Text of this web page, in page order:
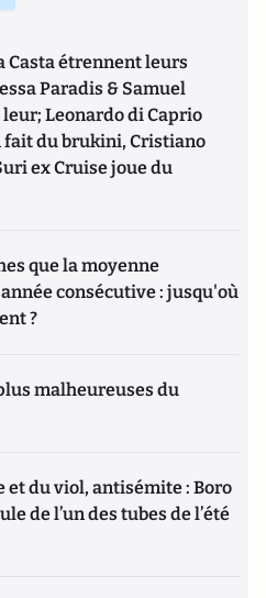
Casta étrennent leurs
Paradis & Samuel
Leonardo di Caprio
fait du brukini, Cristiano
ex Cruise joue du
que la moyenne
consécutive : jusqu'où
?
malheureuses du
du viol, antisémite : Boro
de l’un des tubes de l’été